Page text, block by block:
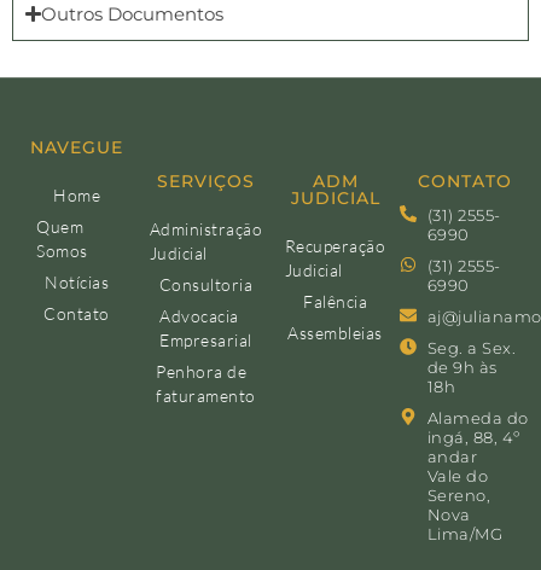
Outros Documentos
NAVEGUE
Home
Quem
Somos
Notícias
Contato
SERVIÇOS
Administração
Judicial
Consultoria
Advocacia
Empresarial
Penhora de
faturamento
ADM
JUDICIAL
Recuperação
Judicial
Falência
Assembleias
CONTATO
(31) 2555-
6990
(31) 2555-
6990
Seg. a Sex.
de 9h às
18h
Alameda do
ingá, 88, 4º
andar
Vale do
Sereno,
Nova
Lima/MG